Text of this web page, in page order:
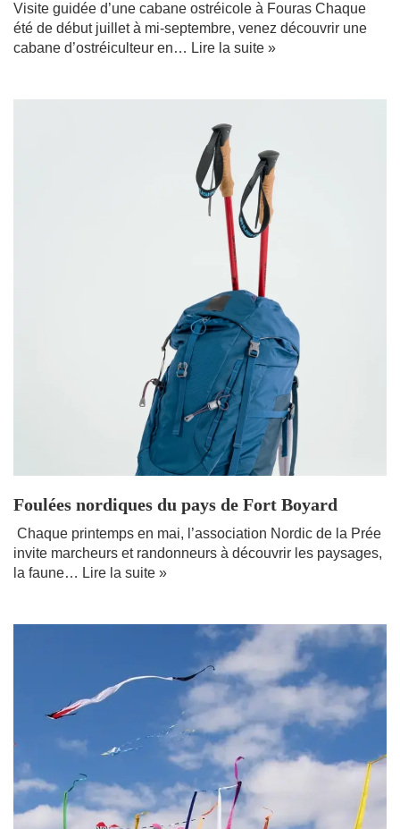
Visite guidée d’une cabane ostréicole à Fouras Chaque
été de début juillet à mi-septembre, venez découvrir une
cabane d’ostréiculteur en… Lire la suite »
Foulées nordiques du pays de Fort Boyard
​ Chaque printemps en mai, l’association Nordic de la Prée
invite marcheurs et randonneurs à découvrir les paysages,
la faune… Lire la suite »